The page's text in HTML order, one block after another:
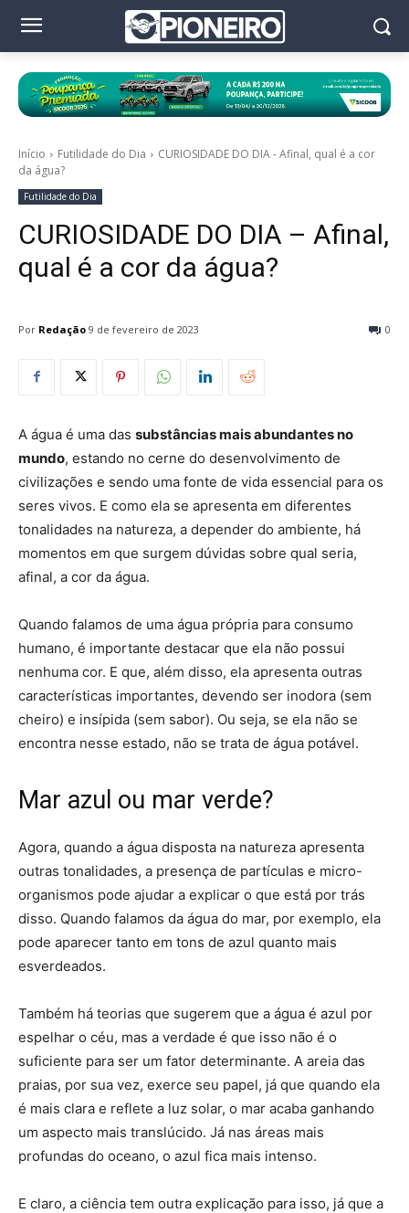
Início Futilidade do Dia
CURIOSIDADE DO DIA - Afinal, qual é a cor
da água?
Futilidade do Dia
CURIOSIDADE DO DIA – Afinal,
qual é a cor da água?
Por Redação 0
9 de fevereiro de 2023
A água é uma das substâncias mais abundantes no
mundo, estando no cerne do desenvolvimento de
civilizações e sendo uma fonte de vida essencial para os
seres vivos. E como ela se apresenta em diferentes
tonalidades na natureza, a depender do ambiente, há
momentos em que surgem dúvidas sobre qual seria,
afinal, a cor da água.
Quando falamos de uma água própria para consumo
humano, é importante destacar que ela não possui
nenhuma cor. E que, além disso, ela apresenta outras
características importantes, devendo ser inodora (sem
cheiro) e insípida (sem sabor). Ou seja, se ela não se
encontra nesse estado, não se trata de água potável.
Mar azul ou mar verde?
Agora, quando a água disposta na natureza apresenta
outras tonalidades, a presença de partículas e micro-
organismos pode ajudar a explicar o que está por trás
disso. Quando falamos da água do mar, por exemplo, ela
pode aparecer tanto em tons de azul quanto mais
esverdeados.
Também há teorias que sugerem que a água é azul por
espelhar o céu, mas a verdade é que isso não é o
suficiente para ser um fator determinante. A areia das
praias, por sua vez, exerce seu papel, já que quando ela
é mais clara e reflete a luz solar, o mar acaba ganhando
um aspecto mais translúcido. Já nas áreas mais
profundas do oceano, o azul fica mais intenso.
E claro, a ciência tem outra explicação para isso, já que a